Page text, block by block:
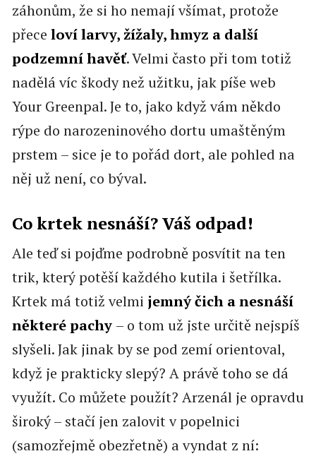
záhonům, že si ho nemají všímat, protože
přece loví larvy, žížaly, hmyz a další
podzemní havěť. Velmi často při tom totiž
nadělá víc škody než užitku, jak píše web
Your Greenpal. Je to, jako když vám někdo
rýpe do narozeninového dortu umaštěným
prstem – sice je to pořád dort, ale pohled na
něj už není, co býval.
Co krtek nesnáší? Váš odpad!
Ale teď si pojďme podrobně posvítit na ten
trik, který potěší každého kutila i šetřílka.
Krtek má totiž velmi jemný čich a nesnáší
některé pachy – o tom už jste určitě nejspíš
slyšeli. Jak jinak by se pod zemí orientoval,
když je prakticky slepý? A právě toho se dá
využít. Co můžete použít? Arzenál je opravdu
široký – stačí jen zalovit v popelnici
(samozřejmě obezřetně) a vyndat z ní: